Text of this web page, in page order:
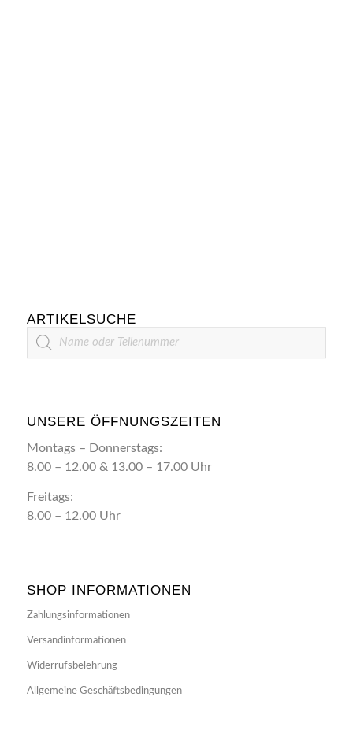
ARTIKELSUCHE
Artikelsuche
UNSERE ÖFFNUNGSZEITEN
Montags – Donnerstags:
8.00 – 12.00 & 13.00 – 17.00 Uhr
Freitags:
8.00 – 12.00 Uhr
SHOP INFORMATIONEN
Zahlungsinformationen
Versandinformationen
Widerrufsbelehrung
Allgemeine Geschäftsbedingungen